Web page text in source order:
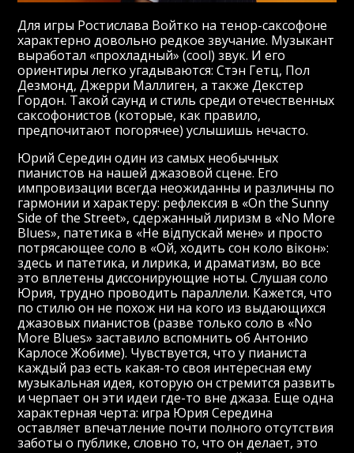
Для игры Ростислава Войтко на тенор-саксофоне
характерно довольно редкое звучание. Музыкант
выработал «прохладный» (cool) звук. И его
ориентиры легко угадываются: Стэн Гетц, Пол
Дезмонд, Джерри Маллиген, а также Декстер
Гордон. Такой саунд и стиль среди отечественных
саксофонистов (которые, как правило,
предпочитают погорячее) услышишь нечасто.
Юрий Середин один из самых необычных
пианистов на нашей джазовой сцене. Его
импровизации всегда неожиданны и различны по
гармонии и характеру: рефлексия в «On the Sunny
Side of the Street», сдержанный лиризм в «No More
Blues», патетика в «Не відпускай мене» и просто
потрясающее соло в «Ой, ходить сон коло вікон»:
здесь и патетика, и лирика, и драматизм, во все
это вплетены диссонирующие ноты. Слушая соло
Юрия, трудно проводить параллели. Кажется, что
по стилю он не похож ни на кого из выдающихся
джазовых пианистов (разве только соло в «No
More Blues» заставило вспомнить об Антонио
Карлосе Жобиме). Чувствуется, что у пианиста
каждый раз есть какая-то своя интересная ему
музыкальная идея, которую он стремится развить
и черпает он эти идеи где-то вне джаза. Еще одна
характерная черта: игра Юрия Середина
оставляет впечатление почти полного отсутствия
заботы о публике, словно то, что он делает, это